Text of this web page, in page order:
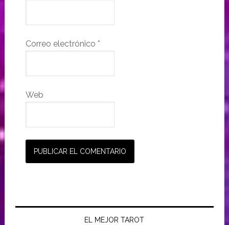
Correo electrónico *
Web
EL MEJOR TAROT